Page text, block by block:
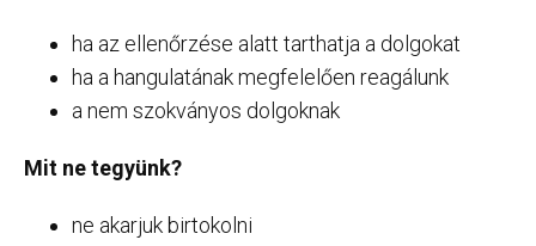
ha az ellenőrzése alatt tarthatja a dolgokat
ha a hangulatának megfelelően reagálunk
a nem szokványos dolgoknak
Mit ne tegyünk?
ne akarjuk birtokolni